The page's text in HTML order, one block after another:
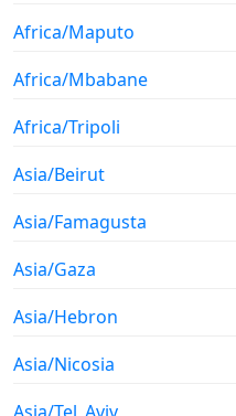
Africa/Maputo
Africa/Mbabane
Africa/Tripoli
Asia/Beirut
Asia/Famagusta
Asia/Gaza
Asia/Hebron
Asia/Nicosia